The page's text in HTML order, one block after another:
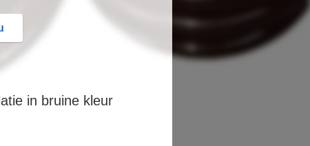
in bruine kleur